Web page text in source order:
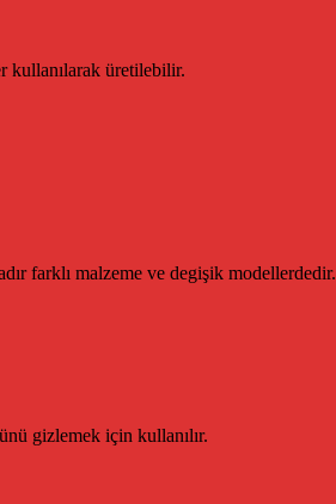
kullanılarak üretilebilir.
farklı malzeme ve degişik modellerdedir.
gizlemek için kullanılır.